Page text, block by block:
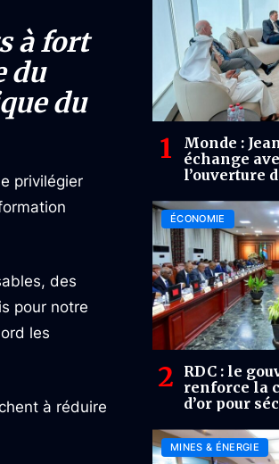
à fort
du
du
privilégier
des
pour notre
les
à réduire
Monde :
échange
l’ouverture
ÉCONOMIE
RDC : le
renforce la
d’or pour
MINES & ÉNERGIE